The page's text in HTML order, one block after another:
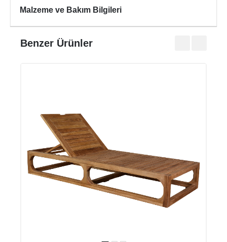
Malzeme ve Bakım Bilgileri
Benzer Ürünler